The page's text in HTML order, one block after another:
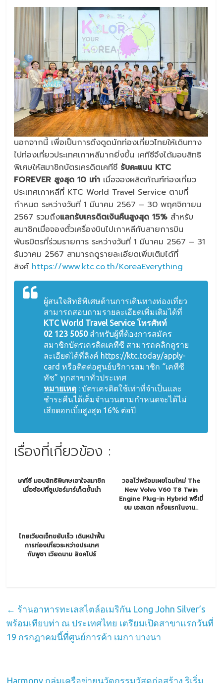
นอกจากนี้ เพื่อเป็นการดึงดูดนักท่องเที่ยวไทยให้เดินทาง
ไปท่องเที่ยวประเทศเกาหลีมากยิ่งขึ้น เคทีซีจึงได้มอบสิทธิ
พิเศษให้สมาชิกบัตรเครดิตเคทีซี รับคะแนน KTC
FOREVER สูงสุด 10 เท่า เมื่อจองผลิตภัณฑ์ท่องเที่ยว
ประเทศเกาหลีที่ KTC World Travel Service ตามที่
กำหนด ระหว่างวันที่ 1 มีนาคม 2567 – 30 พฤศจิกายน
2567 รวมถึงแลกรับเครดิตเงินคืนสูงสุด15% สำหรับ
สมาชิกเมื่อจองตั๋วเครื่องบินไปเกาหลีกับสายการบิน
พันธมิตรที่ร่วมรายการ ระหว่างวันที่ 1 มีนาคม 2567 – 31
ธันวาคม 2567 สามารถดูรายละเอียดเพิ่มเติมได้ที่
ลิงค์ https://www.ktc.co.th/KoreaEverything
ผู้สนใจสิทธิพิเศษด้านการเดินทางท่องเที่ยว
สามารถสอบถามรายละเอียดเพิ่มเติมได้ที่
KTC World Travel Service โทรศัพท์
02 123 5050สำหรับผู้ที่ต้องการสมัคร
สมาชิกบัตรเครดิตเคทีซี สามารถคลิกดูราย
ละเอียดได้ที่ลิงค์ https://ktc.today/apply-
card หรือติดต่อศูนย์บริการสมาชิก “เคทีซี
ทัช” ทุกสาขาทั่วประเทศ
หมายเหตุ : บัตรเครดิตใช้เท่าที่จำเป็นและ
ชำระคืนได้เต็มจำนวนตามกำหนดจะได้ไม่
เสียดอกเบี้ยสูงสุด 16% ต่อปี
เรื่องที่เกี่ยวข้อง :
เคทีซี มอบสิทธิพิเศษเอาใจสมาชิก
เมื่อช้อปที่ซูเปอร์มาร์เก็ตชั้นนำ
วอลโว่พร้อมเผยโฉมใหม่ The
New Volvo V60 T8 Twin
Engine Plug-in Hybrid พรีเมี่
ยม เอสเตท ครั้งแรกในงาน...
ไทยเวียตเจ็ทขยับเร็ว เดินหน้าฟื้น
การท่องเที่ยวระหว่างประเทศ
กัมพูชา เวียดนาม สิงคโปร์
← ร้านอาหารทะเลสไตล์อเมริกัน Long John Silver’s
พร้อมเทียบท่า ณ ประเทศไทย เตรียมเปิดสาขาแรกวันที่
19 กรกฏาคมนี้ที่ศูนย์การค้า เมกา บางนา
Harmony กลุ่มเครือข่ายนวัตกรรมวัสดุก่อสร้าง ริเริ่ม